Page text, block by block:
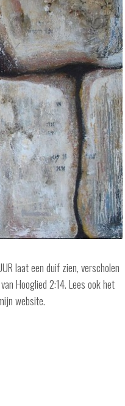
laat een duif zien, verscholen
Hooglied 2:14. Lees ook het
website.